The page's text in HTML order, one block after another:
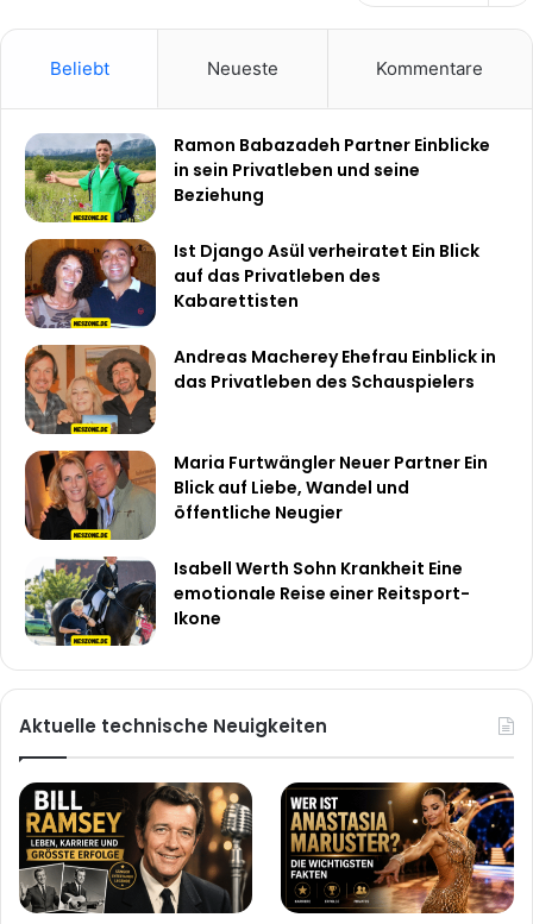
Beliebt Neueste Kommentare
Ramon Babazadeh Partner Einblicke
in sein Privatleben und seine
Beziehung
Ist Django Asül verheiratet Ein Blick
auf das Privatleben des
Kabarettisten
Andreas Macherey Ehefrau Einblick in
das Privatleben des Schauspielers
Maria Furtwängler Neuer Partner Ein
Blick auf Liebe, Wandel und
öffentliche Neugier
Isabell Werth Sohn Krankheit Eine
emotionale Reise einer Reitsport-
Ikone
Aktuelle technische Neuigkeiten